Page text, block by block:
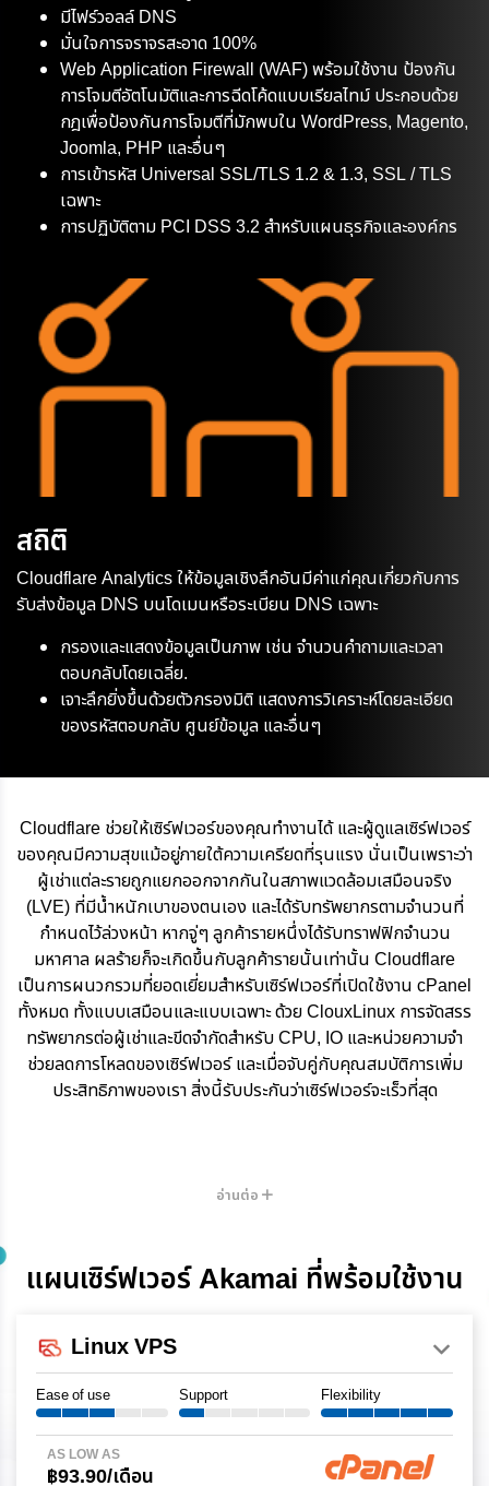
มีไฟร์วอลล์ DNS
มั่นใจการจราจรสะอาด 100%
Web Application Firewall (WAF) พร้อมใช้งาน ป้องกัน
การโจมตีอัตโนมัติและการฉีดโค้ดแบบเรียลไทม์ ประกอบด้วย
กฎเพื่อป้องกันการโจมตีที่มักพบใน WordPress, Magento,
Joomla, PHP และอื่นๆ
การเข้ารหัส Universal SSL/TLS 1.2 & 1.3, SSL / TLS
เฉพาะ
การปฏิบัติตาม PCI DSS 3.2 สำหรับแผนธุรกิจและองค์กร
สถิติ
Cloudflare Analytics ให้ข้อมูลเชิงลึกอันมีค่าแก่คุณเกี่ยวกับการ
รับส่งข้อมูล DNS บนโดเมนหรือระเบียน DNS เฉพาะ
กรองและแสดงข้อมูลเป็นภาพ เช่น จำนวนคำถามและเวลา
ตอบกลับโดยเฉลี่ย.
เจาะลึกยิ่งขึ้นด้วยตัวกรองมิติ แสดงการวิเคราะห์โดยละเอียด
ของรหัสตอบกลับ ศูนย์ข้อมูล และอื่นๆ
Cloudflare ช่วยให้เซิร์ฟเวอร์ของคุณทำงานได้ และผู้ดูแลเซิร์ฟเวอร์
ของคุณมีความสุขแม้อยู่ภายใต้ความเครียดที่รุนแรง นั่นเป็นเพราะว่า
ผู้เช่าแต่ละรายถูกแยกออกจากกันในสภาพแวดล้อมเสมือนจริง
(LVE) ที่มีน้ำหนักเบาของตนเอง และได้รับทรัพยากรตามจำนวนที่
กำหนดไว้ล่วงหน้า หากจู่ๆ ลูกค้ารายหนึ่งได้รับทราฟฟิกจำนวน
มหาศาล ผลร้ายก็จะเกิดขึ้นกับลูกค้ารายนั้นเท่านั้น Cloudflare
เป็นการผนวกรวมที่ยอดเยี่ยมสำหรับเซิร์ฟเวอร์ที่เปิดใช้งาน cPanel
ทั้งหมด ทั้งแบบเสมือนและแบบเฉพาะ ด้วย ClouxLinux การจัดสรร
ทรัพยากรต่อผู้เช่าและขีดจำกัดสำหรับ CPU, IO และหน่วยความจำ
ช่วยลดการโหลดของเซิร์ฟเวอร์ และเมื่อจับคู่กับคุณสมบัติการเพิ่ม
ประสิทธิภาพของเรา สิ่งนี้รับประกันว่าเซิร์ฟเวอร์จะเร็วที่สุด
อ่านต่อ
แผนเซิร์ฟเวอร์ Akamai ที่พร้อมใช้งาน
Linux VPS
Ease of use Support Flexibility
AS LOW AS
฿93.90/เดือน